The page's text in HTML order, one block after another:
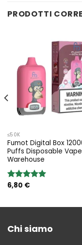
PRODOTTI
≤50K
Fumot Digital Box
Puffs Disposable Vape
Warehouse
Rated5.00
6,80 €
Chi siamo